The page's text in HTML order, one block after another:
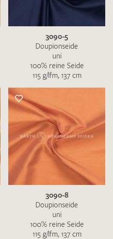
3090-5
Doupionseide
uni
100% reine Seide
115 g/lfm, 137 cm
3090-8
Doupionseide
uni
100% reine Seide
115 g/lfm, 137 cm